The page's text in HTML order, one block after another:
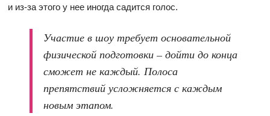
и из-за этого у нее иногда садится голос.
Участие в шоу требует основательной
физической подготовки – дойти до конца
сможет не каждый. Полоса
препятствий усложняется с каждым
новым этапом.